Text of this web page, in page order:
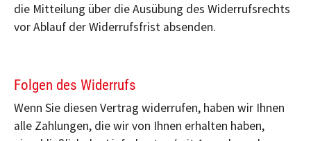
die Mitteilung über die Ausübung des Widerrufsrechts
vor Ablauf der Widerrufsfrist absenden.
Folgen des Widerrufs
Wenn Sie diesen Vertrag widerrufen, haben wir Ihnen
alle Zahlungen, die wir von Ihnen erhalten haben,